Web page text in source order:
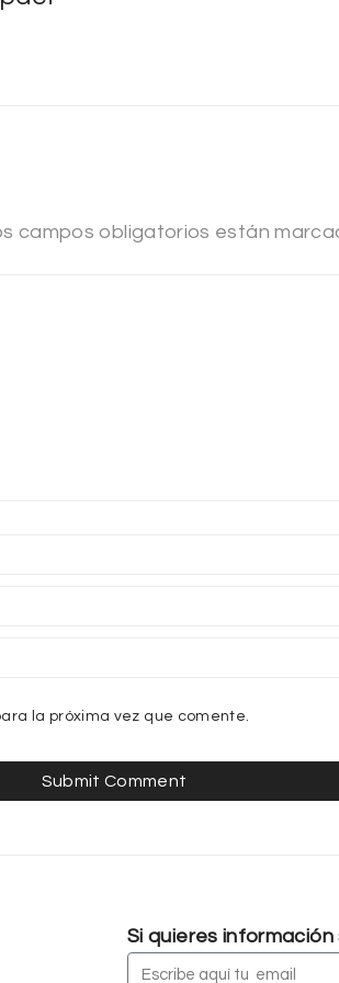
campos obligatorios están
la próxima vez que comente.
Si quieres